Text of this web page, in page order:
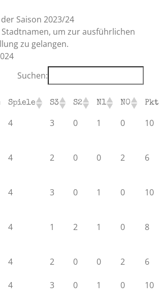
Saison 2023/24
Stadtnamen, um zur ausführlichen
zu gelangen.
Suchen:
Spiele S3 S2 N1 N0 Pkt
4 3 0 1 0 10
4 2 0 0 2 6
4 3 0 1 0 10
4 1 2 1 0 8
4 2 0 0 2 6
4 3 0 1 0 10